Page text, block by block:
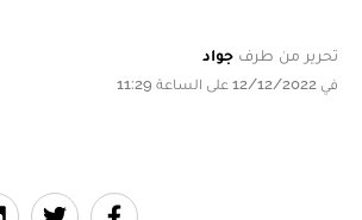
تحرير من طرف جواد
في 12/12/2022 على الساعة 11:29